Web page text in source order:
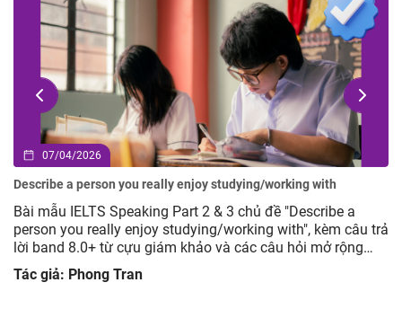
2026
a person you really enjoy studying/working with
IELTS Speaking Part 2 & 3 chủ đề "Describe a
really enjoy studying/working with", kèm câu trả
8.0+ từ cựu giám khảo và các câu hỏi mở rộng
tập hiệu quả.
Phong Tran
Bài mẫu
trả lời